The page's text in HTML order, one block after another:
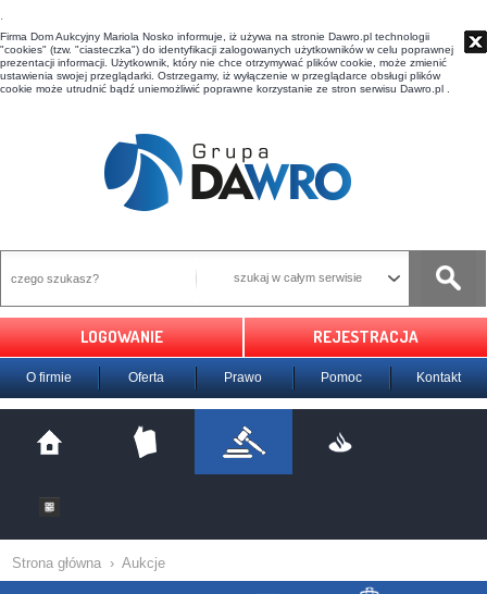
t
Firma Dom Aukcyjny Mariola Nosko informuje, iż używa na stronie Dawro.pl technologii
"cookies" (tzw. "ciasteczka") do identyfikacji zalogowanych użytkowników w celu poprawnej
prezentacji informacji. Użytkownik, który nie chce otrzymywać plików cookie, może zmienić
ustawienia swojej przeglądarki. Ostrzegamy, iż wyłączenie w przeglądarce obsługi plików
cookie może utrudnić bądź uniemożliwić poprawne korzystanie ze stron serwisu Dawro.pl .
szukaj w całym serwisie
LOGOWANIE REJESTRACJA
O firmie Oferta Prawo Pomoc Kontakt
Strona główna › Aukcje